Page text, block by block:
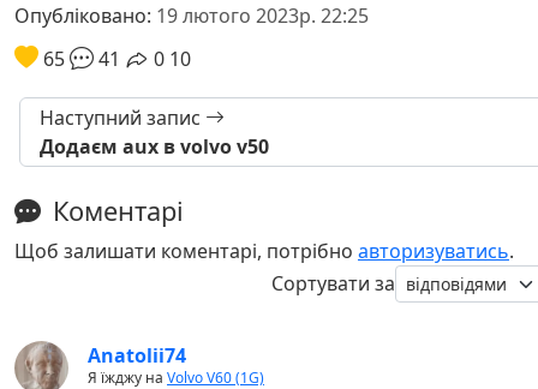
Опубліковано: 19 лютого 2023р. 22:25
65
41 0 10
Наступний запис
Додаєм aux в volvo v50
Коментарі
Щоб залишати коментарі, потрібно авторизуватись.
Сортувати за
Anatolii74
Я їжджу на Volvo V60 (1G)